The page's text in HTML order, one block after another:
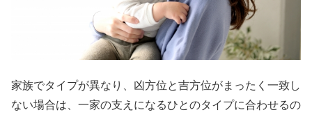
家族でタイプが異なり、凶方位と吉方位がまったく一致し
ない場合は、一家の支えになるひとのタイプに合わせるの